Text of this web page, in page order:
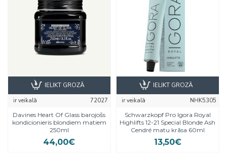
ir veikalā
72027
Davines Heart Of Glass barojošs
kondicionieris blondiem matiem
250ml
44,00€
IELIKT GROZĀ
ir veikalā
NHK5305
Schwarzkopf Pro Igora Royal
Highlifts 12-21 Special Blonde Ash
Cendré matu krāsa 60ml
13,50€
IELIKT GROZĀ